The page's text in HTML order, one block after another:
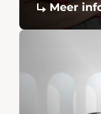
Meer